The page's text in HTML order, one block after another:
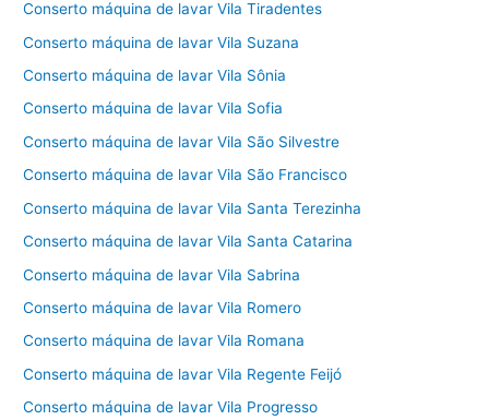
Conserto máquina de lavar Vila Tiradentes
Conserto máquina de lavar Vila Suzana
Conserto máquina de lavar Vila Sônia
Conserto máquina de lavar Vila Sofia
Conserto máquina de lavar Vila São Silvestre
Conserto máquina de lavar Vila São Francisco
Conserto máquina de lavar Vila Santa Terezinha
Conserto máquina de lavar Vila Santa Catarina
Conserto máquina de lavar Vila Sabrina
Conserto máquina de lavar Vila Romero
Conserto máquina de lavar Vila Romana
Conserto máquina de lavar Vila Regente Feijó
Conserto máquina de lavar Vila Progresso